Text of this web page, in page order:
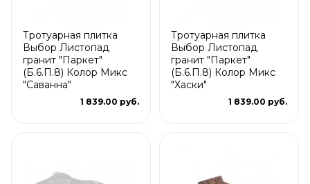
Тротуарная плитка
Выбор Листопад
гранит "Паркет"
(Б.6.П.8) Колор Микс
"Саванна"
1 839.00 руб.
Тротуарная плитка
Выбор Листопад
гранит "Паркет"
(Б.6.П.8) Колор Микс
"Хаски"
1 839.00 руб.